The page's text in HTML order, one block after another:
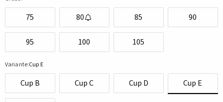
75 80 85 90
95 100 105
Variante:Cup E
Cup B Cup C Cup D Cup E